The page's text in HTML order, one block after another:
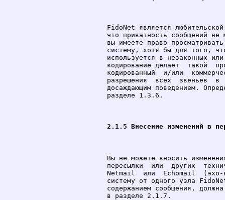
FidoNet является
что приватность сообщений
вы имеете право
систему, хотя бы для того,
используется в незаконных
кодирование делает  такой
кодированный  и/или
разрешения  всех  звеньев
досаждающим поведением.
разделе 1.3.6.
2.1.5 Внесение изменений в
Вы не можете вносить
пересылки  или  других
Netmail  или  Echomail  (эхо-
систему от одного узлa
содержанием сообщения,
в разделе 2.1.7.